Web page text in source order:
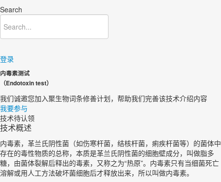
Search
登录
内毒素测试
（Endotoxin test）
我们诚邀您加入聚生物词条修善计划，帮助我们完善该技术介绍内容​
我要参与
技术待认领
技术概述
内毒素，革兰氏阴性菌（如伤寒杆菌，结核杆菌，痢疾杆菌等）的菌体中
存在的毒性物质的总称，本质是革兰氏阴性菌的细胞壁成分，叫做脂多
糖，由菌体裂解后释出的毒素，又称之为“热原”。内毒素只有当细菌死亡
溶解或用人工方法破坏菌细胞后才释放出来，所以叫做内毒素。